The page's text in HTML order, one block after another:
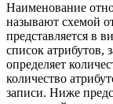
Наименование
называют схемой
представляется в
список атрибутов,
определяет
количество
записи. Ниже